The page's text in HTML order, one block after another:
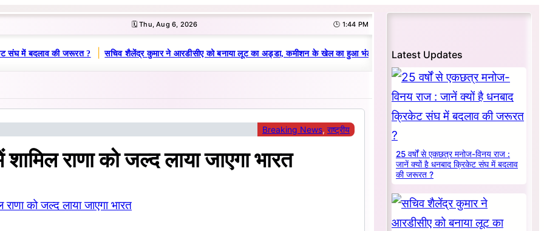
🗓️ Thu, Aug 6, 2026 🕒 1:44 PM
संघ में बदलाव की जरूरत ? | सचिव शैलेंद्र कुमार ने आरडीसीए को बनाया लूट का अड्डा, कमीशन के खेल का हुआ भंडाफोड़ धनबाद क्रिकेट संघ में परिवारवाद की
Breaking News, राष्ट्रीय
राणा को जल्द लाया जाएगा भारत
Latest Updates
25 वर्षों से एकछत्र मनोज-विनय राज :
जानें क्यों है धनबाद क्रिकेट संघ में बदलाव
की जरूरत ?